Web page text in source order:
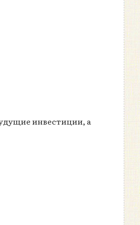
инвестиции, а